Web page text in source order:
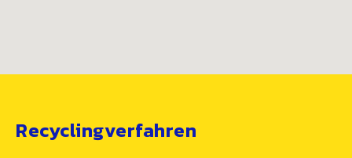
Recyclingverfahren